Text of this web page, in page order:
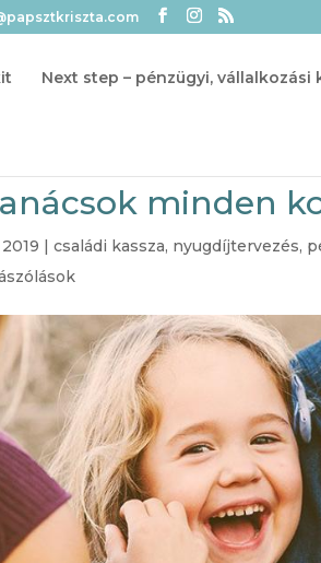
Next step – pénzügyi, vállalkozási
minden
|családi kassza, nyugdíjtervezés,